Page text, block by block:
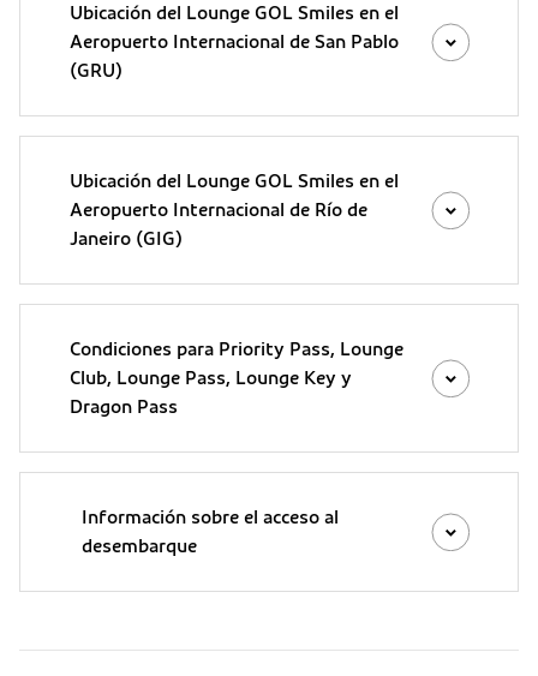
Ubicación del Lounge GOL Smiles en el
Aeropuerto Internacional de San Pablo
(GRU)
Ubicación del Lounge GOL Smiles en el
Aeropuerto Internacional de Río de
Janeiro (GIG)
Condiciones para Priority Pass, Lounge
Club, Lounge Pass, Lounge Key y
Dragon Pass
Información sobre el acceso al
desembarque